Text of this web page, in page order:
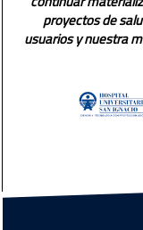
proyectos de
usuarios y nuestra